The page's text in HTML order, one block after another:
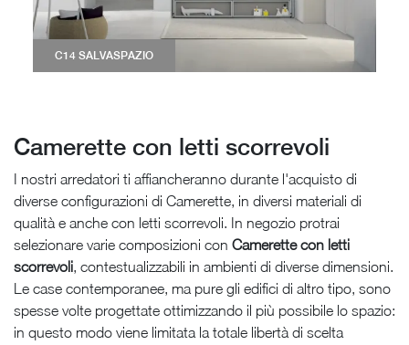
C14 SALVASPAZIO
Camerette con letti scorrevoli
I nostri arredatori ti affiancheranno durante l'acquisto di
diverse configurazioni di Camerette, in diversi materiali di
qualità e anche con letti scorrevoli. In negozio protrai
selezionare varie composizioni con Camerette con letti
scorrevoli, contestualizzabili in ambienti di diverse dimensioni.
Le case contemporanee, ma pure gli edifici di altro tipo, sono
spesse volte progettate ottimizzando il più possibile lo spazio:
in questo modo viene limitata la totale libertà di scelta